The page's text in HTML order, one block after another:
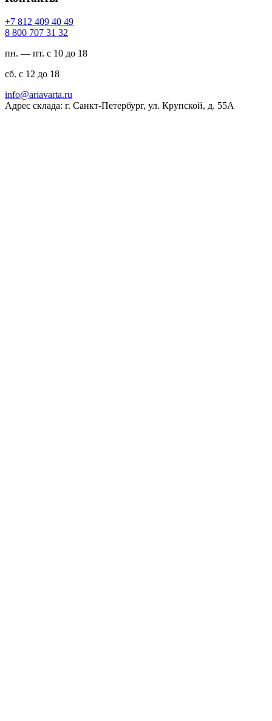
94 04 904 218 7+
23 13 707 008 8
пн. — пт. с 10 до 18
сб. с 12 до 18
ur.atravaira@ofni
Адрес склада: г. Санкт-Петербург, ул. Крупской, д. 55А